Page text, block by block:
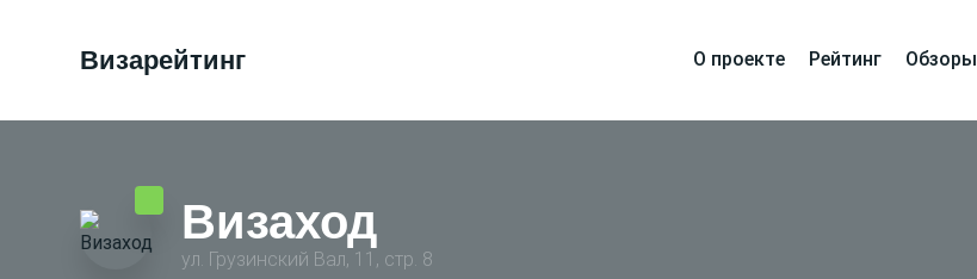
Визарейтинг О проекте Рейтинг Обзоры
Визаход
ул. Грузинский Вал, 11, стр. 8